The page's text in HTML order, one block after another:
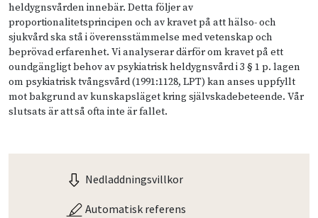
heldygnsvården innebär. Detta följer av
proportionalitetsprincipen och av kravet på att hälso- och
sjukvård ska stå i överensstämmelse med vetenskap och
beprövad erfarenhet. Vi analyserar därför om kravet på ett
oundgängligt behov av psykiatrisk heldygnsvård i 3 § 1 p. lagen
om psykiatrisk tvångsvård (1991:1128, LPT) kan anses uppfyllt
mot bakgrund av kunskapsläget kring självskadebeteende. Vår
slutsats är att så ofta inte är fallet.
Nedladdningsvillkor
Automatisk referens